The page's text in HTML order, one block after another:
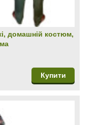
домашній костюм,
Купити